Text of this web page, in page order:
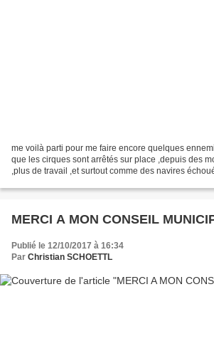
me voilà parti pour me faire encore quelques
que les cirques sont arrêtés sur place ,depuis des
,plus de travail ,et surtout comme des navires
MERCI A MON CONSEIL
Publié le 12/10/2017 à 16:34
Par Christian SCHOETTL